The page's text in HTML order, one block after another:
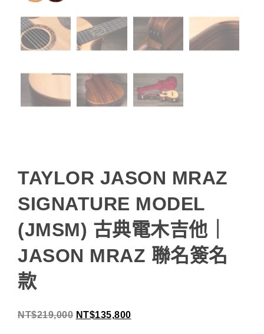
TAYLOR JASON MRAZ
SIGNATURE MODEL
(JMSM) 古典電木吉他｜
JASON MRAZ 聯名簽名
款
NT$219,000 NT$135,800